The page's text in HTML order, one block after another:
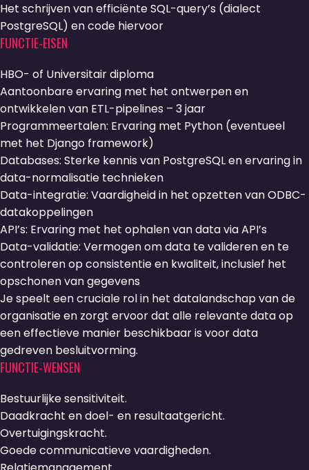
Het schrijven van efficiënte SQL-query’s (dialect
PostgreSQL) en code hiervoor
FUNCTIE-EISEN
HBO- of Universitair diploma
Aantoonbare ervaring met het ontwerpen en
ontwikkelen van ETL-pipelines – 3 jaar
Programmeertalen: Ervaring met Python (eventueel
met het Django framework)
Databases: Sterke kennis van PostgreSQL en ervaring in
data-normalisatie technieken
Data-integratie: Vaardigheid in het opzetten van ODBC-
datakoppelingen
API’s: Ervaring met het ophalen van data via API’s
Data-validatie: Vermogen om data te valideren en te
controleren op consistentie en kwaliteit, inclusief het
opschonen van gegevens
Je speelt een cruciale rol in het datalandschap van de
organisatie en zorgt ervoor dat alle relevante data op
een effectieve manier beschikbaar is voor data
gedreven besluitvorming.
FUNCTIE-WENSEN
Bestuurlijke sensitiviteit.
Daadkracht en doel- en resultaatgericht.
Overtuigingskracht.
Goede communicatieve vaardigheden.